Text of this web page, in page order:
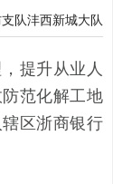
队沣西新城大队
提升从业人
范化解工地
区浙商银行